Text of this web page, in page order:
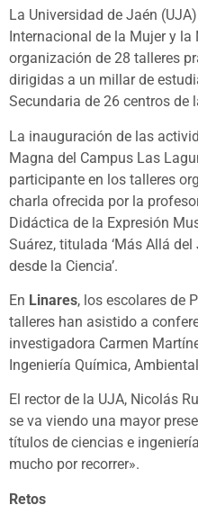
La Universidad de Jaén
Internacional de la Mujer y la
organización de 28 talleres
dirigidas a un millar de
Secundaria de 26 centros de
La inauguración de las
Magna del Campus Las
participante en los talleres
charla ofrecida por la
Didáctica de la Expresión
Suárez, titulada ‘Más Allá
desde la Ciencia’.
En Linares, los escolares de
talleres han asistido a
investigadora Carmen
Ingeniería Química,
El rector de la UJA, Nicolás
se va viendo una mayor
títulos de ciencias e
mucho por recorrer».
Retos